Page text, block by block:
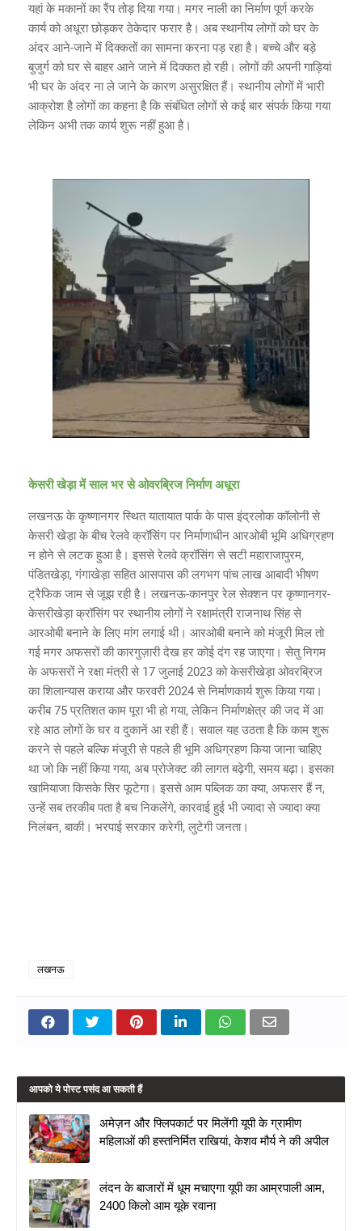
यहां के मकानों का रैंप तोड़ दिया गया। मगर नाली का निर्माण पूर्ण करके
कार्य को अधूरा छोड़कर ठेकेदार फरार है। अब स्थानीय लोगों को घर के
अंदर आने-जाने में दिक्कतों का सामना करना पड़ रहा है। बच्चे और बड़े
बुजुर्ग को घर से बाहर आने जाने में दिक्कत हो रही। लोगों की अपनी गाड़ियां
भी घर के अंदर ना ले जाने के कारण असुरक्षित हैं। स्थानीय लोगों में भारी
आक्रोश है लोगों का कहना है कि संबंधित लोगों से कई बार संपर्क किया गया
लेकिन अभी तक कार्य शुरू नहीं हुआ है।
केसरी खेड़ा में साल भर से ओवरब्रिज निर्माण अधूरा
लखनऊ के कृष्णानगर स्थित यातायात पार्क के पास इंद्रलोक कॉलोनी से
केसरी खेड़ा के बीच रेलवे क्रॉसिंग पर निर्माणाधीन आरओबी भूमि अधिग्रहण
न होने से लटक हुआ है। इससे रेलवे क्रॉसिंग से सटी महाराजापुरम,
पंडितखेड़ा, गंगाखेड़ा सहित आसपास की लगभग पांच लाख आबादी भीषण
ट्रैफिक जाम से जूझ रही है। लखनऊ-कानपुर रेल सेक्शन पर कृष्णानगर-
केसरीखेड़ा क्रॉसिंग पर स्थानीय लोगों ने रक्षामंत्री राजनाथ सिंह से
आरओबी बनाने के लिए मांग लगाई थी। आरओबी बनाने को मंजूरी मिल तो
गई मगर अफसरों की कारगुज़ारी देख हर कोई दंग रह जाएगा। सेतु निगम
के अफसरों ने रक्षा मंत्री से 17 जुलाई 2023 को केसरीखेड़ा ओवरब्रिज
का शिलान्यास कराया और फरवरी 2024 से निर्माणकार्य शुरू किया गया।
करीब 75 प्रतिशत काम पूरा भी हो गया, लेकिन निर्माणक्षेत्र की जद में आ
रहे आठ लोगों के घर व दुकानें आ रही हैं। सवाल यह उठता है कि काम शुरू
करने से पहले बल्कि मंजूरी से पहले ही भूमि अधिग्रहण किया जाना चाहिए
था जो कि नहीं किया गया, अब प्रोजेक्ट की लागत बढ़ेगी, समय बढ़ा। इसका
खामियाजा किसके सिर फूटेगा। इससे आम पब्लिक का क्या, अफसर हैं न,
उन्हें सब तरकीब पता है बच निकलेंगे, कारवाई हुई भी ज्यादा से ज्यादा क्या
निलंबन, बाकी। भरपाई सरकार करेगी, लुटेगी जनता।
लखनऊ
आपको ये पोस्ट पसंद आ सकती हैं
अमेज़न और फ्लिपकार्ट पर मिलेंगी यूपी के ग्रामीण
महिलाओं की हस्तनिर्मित राखियां, केशव मौर्य ने की अपील
लंदन के बाजारों में धूम मचाएगा यूपी का आम्रपाली आम,
2400 किलो आम यूके रवाना